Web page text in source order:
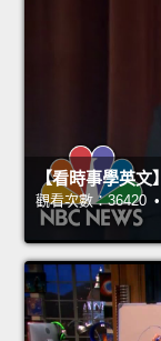
【看時事學英
觀看次數：36420